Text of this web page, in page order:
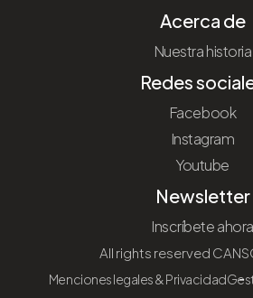
Acerca de
Nuestra historia
Redes
Facebook
Instagram
Youtube
Newsletter
Inscríbete ahora
All rights reserved
Menciones legales & Privacidad